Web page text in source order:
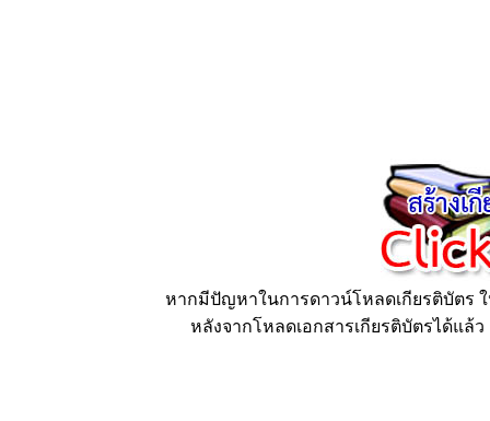
หากมีปัญหาในการดาวน์โหลดเกียรติบัตร
หลังจากโหลดเอกสารเกียรติบัตรได้แล้